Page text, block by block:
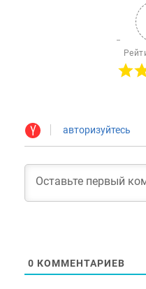
авторизуйтесь
0 КОММЕНТАРИЕВ